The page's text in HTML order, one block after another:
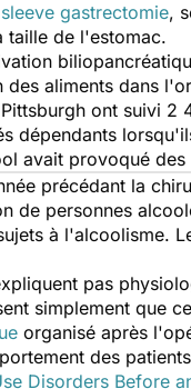
sleeve gastrectomie,
taille de l'estomac.
aliments dans
ont suivi
dépendants
avait provoqué des
précédant la
de personnes
à l'alcoolisme.
pas
simplement que
organisé après
des
Disorders Before